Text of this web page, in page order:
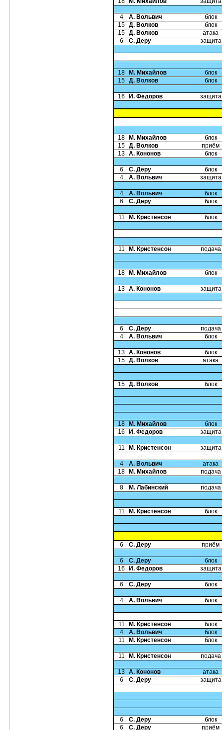
4 А. Вольвич
блок
15 Д. Волков
блок
15 Д. Волков
атака
6
С. Деру защита
18 М. Михайлов
блок
15 Д. Волков блок
16 И. Федоров защита
18 М. Михайлов
блок
15 Д. Волков
приём
13 А. Кононов блок
6 С. Деру
блок
4
А. Вольвич защита
4 А. Вольвич
блок
6
С. Деру блок
11 М. Кристенсон блок
11 М. Кристенсон подача
18 М. Михайлов блок
13 А. Кононов защита
6 С. Деру
подача
4
А. Вольвич блок
13 А. Кононов
блок
15 Д. Волков атака
15 Д. Волков блок
18 М. Михайлов
блок
16
И. Федоров защита
11 М. Кристенсон защита
4 А. Вольвич
атака
18
М. Михайлов подача
8 М. Лабинский подача
11 М. Кристенсон блок
6 С. Деру приём
6 С. Деру
блок
16
И. Федоров защита
6 С. Деру блок
4 А. Вольвич блок
11 М. Кристенсон
блок
4
А. Вольвич
блок
11
М. Кристенсон блок
11 М. Кристенсон подача
13 А. Кононов
атака
6
С. Деру защита
6 С. Деру
блок
6
С. Деру приём